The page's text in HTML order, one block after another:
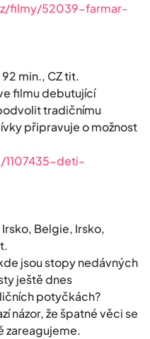
filmy/52039-farmar-
min., CZ tit.
filmu debutující
tradičnímu
připravuje o možnost
deti-
Belgie, Irsko,
jsou stopy nedávných
ještě dnes
potyčkách?
názor, že špatné věci se
zareagujeme.